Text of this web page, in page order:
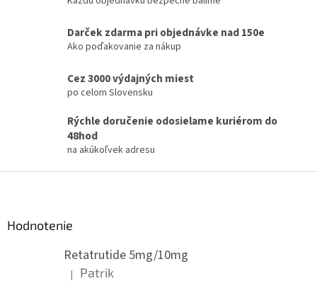
Darček zdarma pri objednávke nad 150e
Ako poďakovanie za nákup
Cez 3000 výdajných miest
po celom Slovensku
Rýchle doručenie odosielame kuriérom do
48hod
na akúkoľvek adresu
Hodnotenie
Retatrutide 5mg/10mg
Hodnotenie produktu je 5 z 5 hviezdičiek.
| Patrik